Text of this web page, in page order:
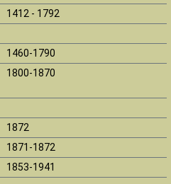
1412 - 1792
1460-1790
1800-1870
1872
1871-1872
1853-1941